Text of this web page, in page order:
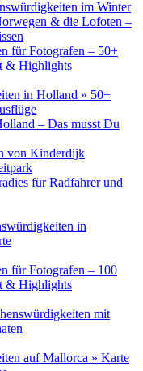
im Winter
& die Lofoten –
für Fotografen – 50+
& Highlights
in Holland » 50+
– Das musst Du
von Kinderdijk
für Radfahrer und
in
für Fotografen – 100
& Highlights
mit
auf Mallorca » Karte